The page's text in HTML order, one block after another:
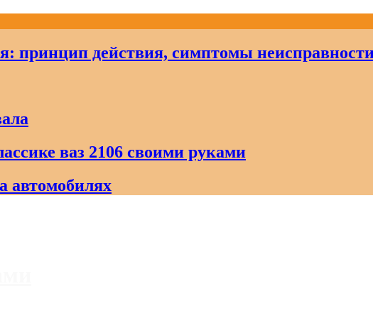
принцип действия, симптомы
ваз 2106 своими руками
автомобилях